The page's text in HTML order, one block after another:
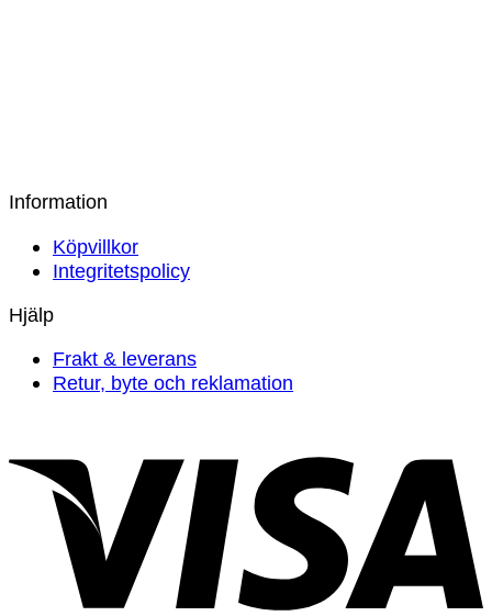
Information
Köpvillkor
Integritetspolicy
Hjälp
Frakt & leverans
Retur, byte och reklamation